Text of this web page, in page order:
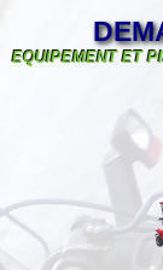
EQUIPEMENT ET